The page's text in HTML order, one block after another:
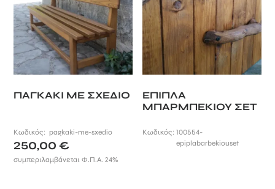
ΠΑΓΚΑΚΙ ΜΕ ΣΧΕΔΙΟ
Κωδικός:pagkaki-me-sxedio
250,00€
συμπεριλαμβάνεται Φ.Π.Α. 24%
ΕΠΙΠΛΑ
ΜΠΑΡΜΠΕΚΙΟΥ ΣΕΤ
Κωδικός: 100554-
epiplabarbekiouset